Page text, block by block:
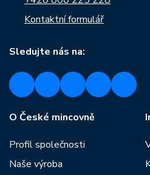
Kontaktní formulář
Sledujte nás na:
O České mincovně
Profil společnosti
Naše výroba